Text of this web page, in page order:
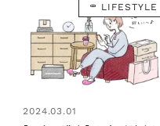
LIFESTYLE
2024.03.01